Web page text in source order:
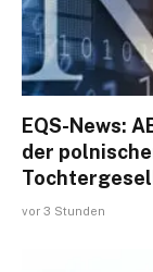
EQS-News:
der
vor 3 Stunden